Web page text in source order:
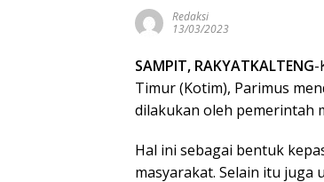
Redaksi
13/03/2023
SAMPIT, RAKYATKALTENG-
Timur (Kotim), Parimus
dilakukan oleh pemerintah
Hal ini sebagai bentuk
masyarakat. Selain itu juga